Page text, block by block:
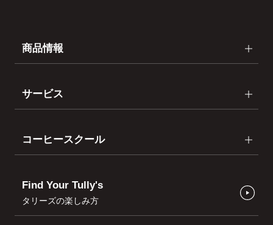
商品情報
サービス
コーヒースクール
Find Your Tully's
タリーズの楽しみ方